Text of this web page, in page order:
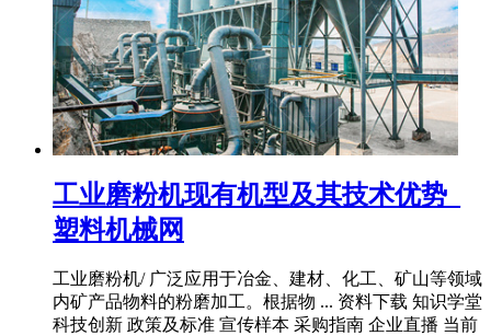
工业磨粉机现有机型及其技术优势_
塑料机械网
工业磨粉机/ 广泛应用于冶金、建材、化工、矿山等领域
内矿产品物料的粉磨加工。根据物 ... 资料下载 知识学堂
科技创新 政策及标准 宣传样本 采购指南 企业直播 当前